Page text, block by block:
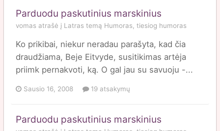
Parduodu paskutinius marskinius
vomas atrašė į Latras temą Humoras, tiesiog humoras
Ko prikibai, niekur neradau parašyta, kad čia
draudžiama, Beje Eitvyde, susitikimas artėja
priimk pernakvoti, ką. O gal jau su savuoju -...
Sausio 16, 2008 19 atsakymų
Parduodu paskutinius marskinius